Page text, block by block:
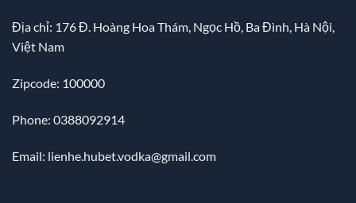
Địa chỉ: 176 Đ. Hoàng Hoa Thám, Ngọc Hồ, Ba Đình, Hà Nội,
Việt Nam
Zipcode: 100000
Phone: 0388092914
Email: lienhe.hubet.vodka@gmail.com